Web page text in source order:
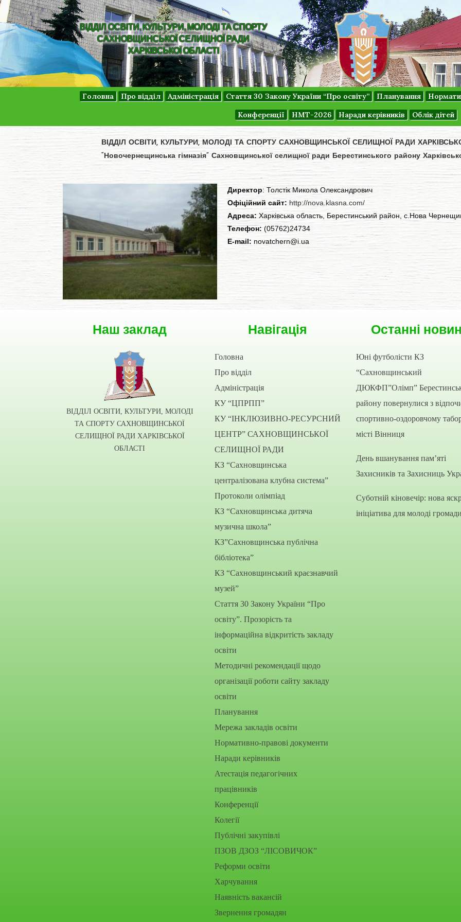
ВІДДІЛ ОСВІТИ, КУЛЬТУРИ, МОЛОДІ ТА СПОРТУ
САХНОВЩИНСЬКОЇ СЕЛИЩНОЇ РАДИ
ХАРКІВСЬКОЇ ОБЛАСТІ
Головна Про відділ Адміністрація Стаття 30 Закону України “Про освіту” Планування
Конференції
НМТ-2026 Наради керівників Облік дітей
ВІДДІЛ ОСВІТИ, КУЛЬТУРИ, МОЛОДІ ТА СПОРТУ САХНОВЩИНСЬКОЇ СЕЛИЩНОЇ РАДИ
“Новочернещинська гімназія” Сахновщинської селищної ради Берестинського району
Директор: Толстік Микола Олександрович
Офіційний сайт: http://nova.klasna.com/
Адреса: Харківська область, Берестинський район, с.Нова
Телефон: (05762)24734
E-mail: novatchern@i.ua
Наш заклад
ВІДДІЛ ОСВІТИ, КУЛЬТУРИ, МОЛОДІ
ТА СПОРТУ САХНОВЩИНСЬКОЇ
СЕЛИЩНОЇ РАДИ ХАРКІВСЬКОЇ
ОБЛАСТІ
Навігація
Головна
Про відділ
Адміністрація
КУ “ЦПРПП”
КУ “ІНКЛЮЗИВНО-РЕСУРСНИЙ
ЦЕНТР” САХНОВЩИНСЬКОЇ
СЕЛИЩНОЇ РАДИ
КЗ “Сахновщинська
централізована клубна система”
Протоколи олімпіад
КЗ “Сахновщинська дитяча
музична школа”
КЗ”Сахновщинська публічна
бібліотека”
КЗ “Сахновщинський краєзнавчий
музей”
Стаття 30 Закону України “Про
освіту”. Прозорість та
інформаційна відкритість закладу
освіти
Методичні рекомендації щодо
організації роботи сайту закладу
освіти
Планування
Мережа закладів освіти
Нормативно-правові документи
Наради керівників
Атестація педагогічних
працівників
Конференції
Колегії
Публічні закупівлі
ПЗОВ ДЗОЗ “ЛІСОВИЧОК”
Реформи освіти
Харчування
Наявність вакансій
Звернення громадян
Останні
Юні футболісти КЗ
“Сахновщинський
ДЮКФП”Олімп”
району повернулися з
спортивно-оздоровчому
місті Вінниця
День вшанування пам’яті
Захисників та Захисниць
Суботній кіновечір: нова
ініціатива для молоді громади